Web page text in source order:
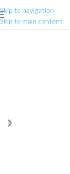
Skip to navigation
Skip to main content